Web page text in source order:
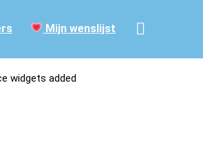
Mijn wenslijst
widgets added